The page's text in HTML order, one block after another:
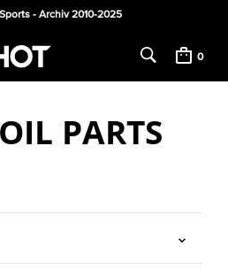
- Archiv 2010-2025
0
PARTS